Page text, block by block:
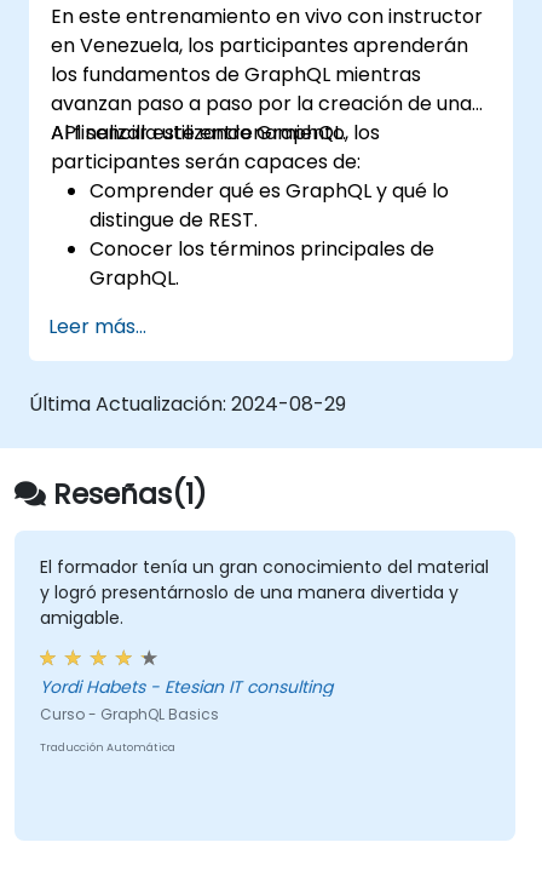
En este entrenamiento en vivo con instructor
en Venezuela, los participantes aprenderán
los fundamentos de GraphQL mientras
avanzan paso a paso por la creación de una
API sencilla utilizando GraphQL.
Al finalizar este entrenamiento, los
participantes serán capaces de:
Comprender qué es GraphQL y qué lo
distingue de REST.
Conocer los términos principales de
GraphQL.
para GraphQL.
Construir y mejorar una API de GraphQL.
Leer más...
Última Actualización: 2024-08-29
Reseñas(1)
El formador tenía un gran conocimiento del material
y logró presentárnoslo de una manera divertida y
amigable.
Yordi Habets - Etesian IT consulting
Curso - GraphQL Basics
Traducción Automática